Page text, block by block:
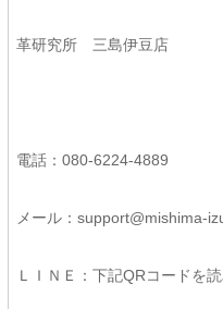
革研究所 三島伊豆店
電話：080-6224-4889
メール：support@mishima-
ＬＩＮＥ：下記QRコードを